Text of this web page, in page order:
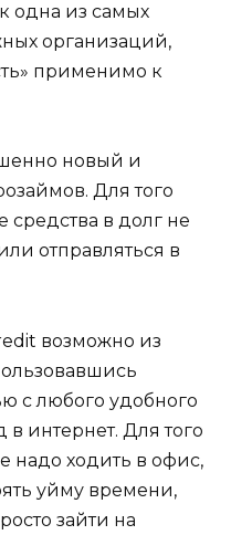
одна из самых
организаций,
применимо к
новый и
Для того
в долг не
отправляться в
возможно из
с любого удобного
в интернет. Для того
надо ходить в офис,
уйму времени,
зайти на